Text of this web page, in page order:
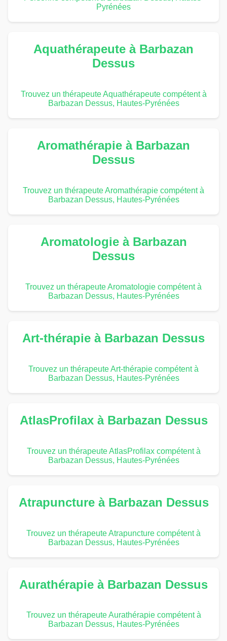
Pyrénées
Aquathérapeute à Barbazan
Dessus
Trouvez un thérapeute Aquathérapeute compétent à
Barbazan Dessus, Hautes-Pyrénées
Aromathérapie à Barbazan
Dessus
Trouvez un thérapeute Aromathérapie compétent à
Barbazan Dessus, Hautes-Pyrénées
Aromatologie à Barbazan
Dessus
Trouvez un thérapeute Aromatologie compétent à
Barbazan Dessus, Hautes-Pyrénées
Art-thérapie à Barbazan Dessus
Trouvez un thérapeute Art-thérapie compétent à
Barbazan Dessus, Hautes-Pyrénées
AtlasProfilax à Barbazan Dessus
Trouvez un thérapeute AtlasProfilax compétent à
Barbazan Dessus, Hautes-Pyrénées
Atrapuncture à Barbazan Dessus
Trouvez un thérapeute Atrapuncture compétent à
Barbazan Dessus, Hautes-Pyrénées
Aurathérapie à Barbazan Dessus
Trouvez un thérapeute Aurathérapie compétent à
Barbazan Dessus, Hautes-Pyrénées